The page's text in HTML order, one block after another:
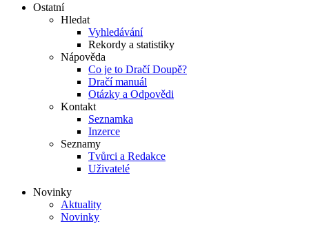
Ostatní
Hledat
Vyhledávání
Rekordy a statistiky
Nápověda
Co je to Dračí Doupě?
Dračí manuál
Otázky a Odpovědi
Kontakt
Seznamka
Inzerce
Seznamy
Tvůrci a Redakce
Uživatelé
Novinky
Aktuality
Novinky